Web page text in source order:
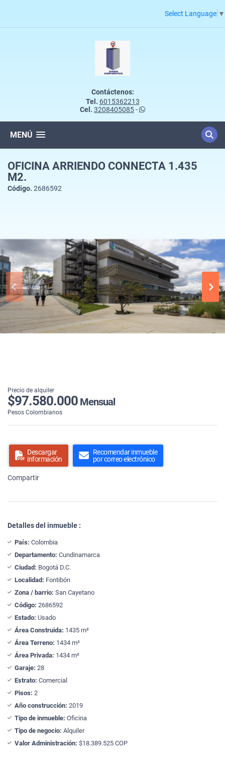
Select Language ▼
Contáctenos:
Tel. 6015362213
Cel. 3208405085-
MENÚ
OFICINA ARRIENDO CONNECTA 1.435
M2.
Código. 2686592
Precio de alquiler
$97.580.000 Mensual
Pesos Colombianos
Descargar
información
Recomendar inmueble
por correo electrónico
Compartir
Detalles del inmueble :
País: Colombia
Departamento: Cundinamarca
Ciudad: Bogotá D.C.
Localidad: Fontibón
Zona / barrio: San Cayetano
Código: 2686592
Estado: Usado
Área Construida: 1435 m²
Área Terreno: 1434 m²
Área Privada: 1434 m²
Garaje: 28
Estrato: Comercial
Pisos: 2
Año construcción: 2019
Tipo de inmueble: Oficina
Tipo de negocio: Alquiler
Valor Administración: $18.389.525 COP